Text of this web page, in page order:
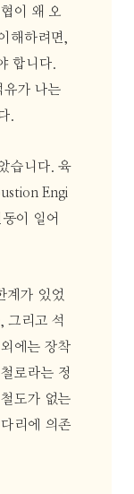
이 왜 오
해하려면,
합니다.
유가 나는
.
습니다. 육
Engi
이 일어
계가 있었
그리고 석
에는 장착
로라는 정
도가 없는
리에 의존